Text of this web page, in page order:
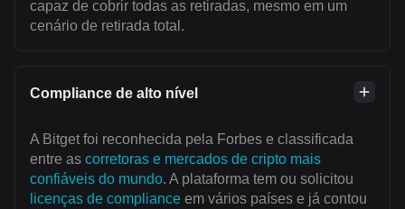
capaz de cobrir todas as retiradas, mesmo em um
cenário de retirada total.
Compliance de alto nível
A Bitget foi reconhecida pela Forbes e classificada
entre as corretoras e mercados de cripto mais
confiáveis do mundo. A plataforma tem ou solicitou
licenças de compliance em vários países e já contou